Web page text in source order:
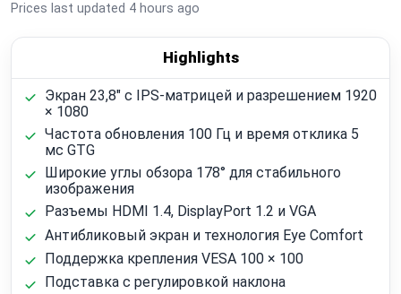
Prices last updated 4 hours ago
Highlights
Экран 23,8" с IPS-матрицей и разрешением 1920
× 1080
Частота обновления 100 Гц и время отклика 5
мс GTG
Широкие углы обзора 178° для стабильного
изображения
Разъемы HDMI 1.4, DisplayPort 1.2 и VGA
Антибликовый экран и технология Eye Comfort
Поддержка крепления VESA 100 × 100
Подставка с регулировкой наклона